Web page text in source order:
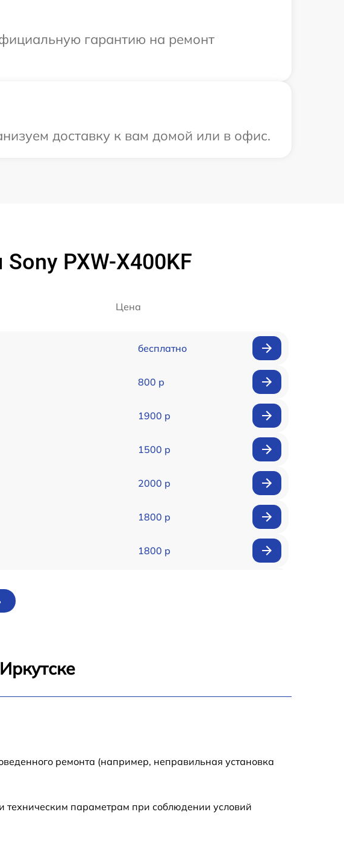
гарантию на ремонт
доставку к вам домой или в офис.
PXW-X400KF
Цена
бесплатно
800 р
1900 р
1500 р
2000 р
1800 р
1800 р
ремонта (например, неправильная установка
техническим параметрам при соблюдении условий